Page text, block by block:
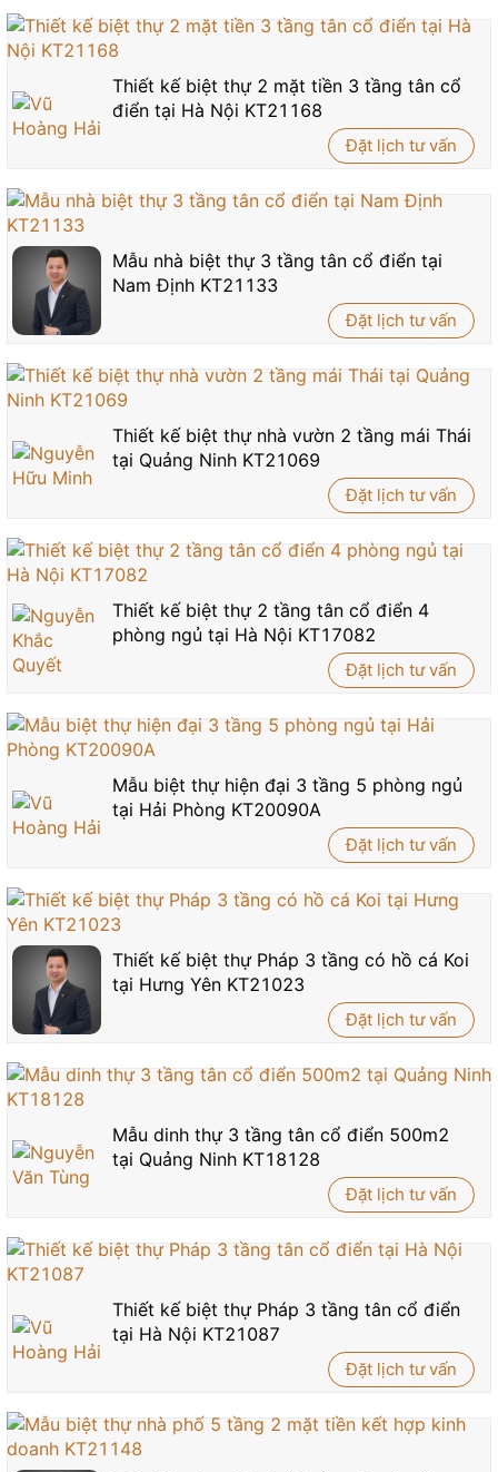
Thiết kế biệt thự 2 mặt tiền 3 tầng tân cổ
điển tại Hà Nội KT21168
Đặt lịch tư vấn
Mẫu nhà biệt thự 3 tầng tân cổ điển tại
Nam Định KT21133
Đặt lịch tư vấn
Thiết kế biệt thự nhà vườn 2 tầng mái Thái
tại Quảng Ninh KT21069
Đặt lịch tư vấn
Thiết kế biệt thự 2 tầng tân cổ điển 4
phòng ngủ tại Hà Nội KT17082
Đặt lịch tư vấn
Mẫu biệt thự hiện đại 3 tầng 5 phòng ngủ
tại Hải Phòng KT20090A
Đặt lịch tư vấn
Thiết kế biệt thự Pháp 3 tầng có hồ cá Koi
tại Hưng Yên KT21023
Đặt lịch tư vấn
Mẫu dinh thự 3 tầng tân cổ điển 500m2
tại Quảng Ninh KT18128
Đặt lịch tư vấn
Thiết kế biệt thự Pháp 3 tầng tân cổ điển
tại Hà Nội KT21087
Đặt lịch tư vấn